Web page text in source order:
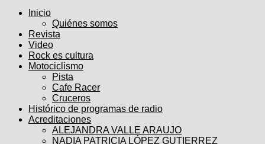
Inicio
Quiénes somos
Revista
Video
Rock es cultura
Motociclismo
Pista
Cafe Racer
Cruceros
Histórico de programas de radio
Acreditaciones
ALEJANDRA VALLE ARAUJO
NADIA PATRICIA LÓPEZ GUTIERREZ